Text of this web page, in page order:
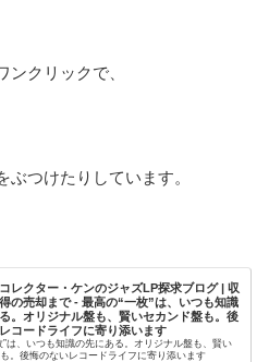
ンクリックで、
つけたりしています。
レクター・ケンのジャズLP探求ブログ | 収
の売却まで - 最高の“一枚”は、いつも知識
。オリジナル盤も、賢いセカンド盤も。後
コードライフに寄り添います
”は、いつも知識の先にある。オリジナル盤も、賢い
。後悔のないレコードライフに寄り添います